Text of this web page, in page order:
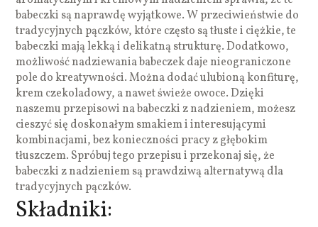
babeczki są naprawdę wyjątkowe. W przeciwieństwie do
tradycyjnych pączków, które często są tłuste i ciężkie, te
babeczki mają lekką i delikatną strukturę. Dodatkowo,
możliwość nadziewania babeczek daje nieograniczone
pole do kreatywności. Można dodać ulubioną konfiturę,
krem czekoladowy, a nawet świeże owoce. Dzięki
naszemu przepisowi na babeczki z nadzieniem, możesz
cieszyć się doskonałym smakiem i interesującymi
kombinacjami, bez konieczności pracy z głębokim
tłuszczem. Spróbuj tego przepisu i przekonaj się, że
babeczki z nadzieniem są prawdziwą alternatywą dla
tradycyjnych pączków.
Składniki: